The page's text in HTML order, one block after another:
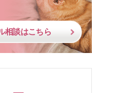
相談はこちら